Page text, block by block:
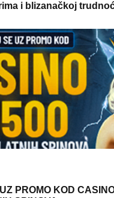
i blizanačkoj
PROMO KOD